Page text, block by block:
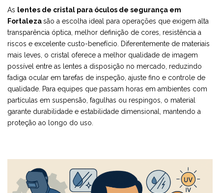
As lentes de cristal para óculos de segurança em
Fortalezasão a escolha ideal para operações que exigem alta
transparência óptica, melhor definição de cores, resistência a
riscos e excelente custo-benefício. Diferentemente de materiais
mais leves, o cristal oferece a melhor qualidade de imagem
possível entre as lentes a disposição no mercado, reduzindo
fadiga ocular em tarefas de inspeção, ajuste fino e controle de
qualidade. Para equipes que passam horas em ambientes com
partículas em suspensão, fagulhas ou respingos, o material
garante durabilidade e estabilidade dimensional, mantendo a
proteção ao longo do uso.